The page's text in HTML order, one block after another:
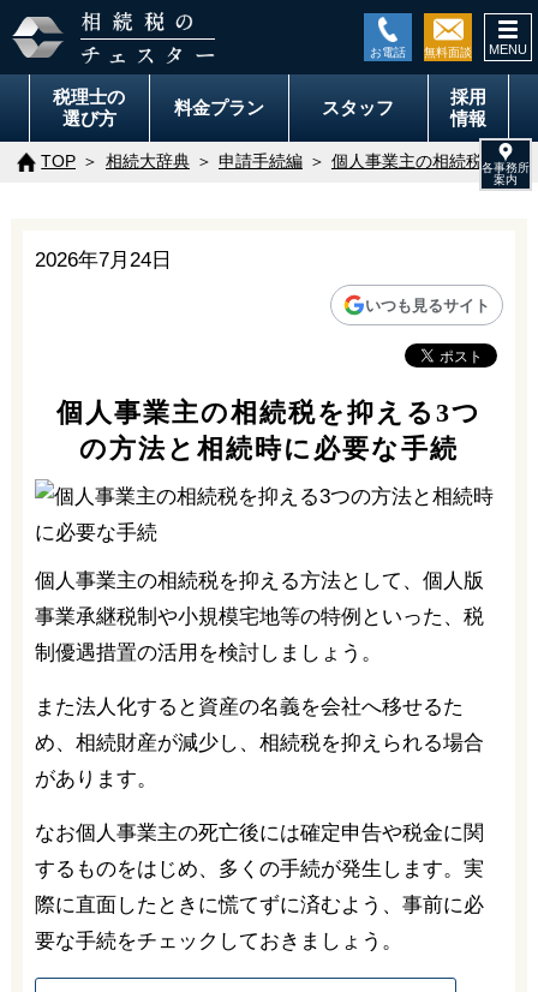
税理士の
選び方
料金プラン スタッフ
採用
情報
TOP 相続大辞典 申請手続編 個人事業主の相続税を抑
2026年7月24日
いつも見るサイト
個人事業主の相続税を抑える3つ
の方法と相続時に必要な手続
個人事業主の相続税を抑える方法として、個人版
事業承継税制や小規模宅地等の特例といった、税
制優遇措置の活用を検討しましょう。
また法人化すると資産の名義を会社へ移せるた
め、相続財産が減少し、相続税を抑えられる場合
があります。
なお個人事業主の死亡後には確定申告や税金に関
するものをはじめ、多くの手続が発生します。実
際に直面したときに慌てずに済むよう、事前に必
要な手続をチェックしておきましょう。